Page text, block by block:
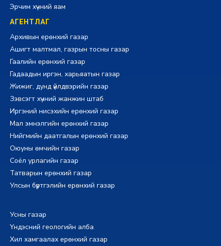
Эрчим хүчний яам
АГЕНТЛАГ
Архивын ерөнхий газар
Ашигт малтмал, газрын тосны газар
Гаалийн ерөнхий газар
Гадаадын иргэн, харьяатын газар
Жижиг, дунд үйлдвэрийн газар
Зэвсэгт хүчний жанжин штаб
Иргэний нисэхийн ерөнхий газар
Мал эмнэлгийн ерөнхий газар
Нийгмийн даатгалын ерөнхий газар
Оюуны өмчийн газар
Соёл урлагийн газар
Татварын ерөнхий газар
Улсын бүртгэлийн ерөнхий газар
Усны газар
Үндэсний геологийн алба
Хил хамгаалах ерөнхий газар